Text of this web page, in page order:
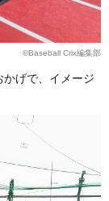
©Baseball Crix編集部
げで、イメージ